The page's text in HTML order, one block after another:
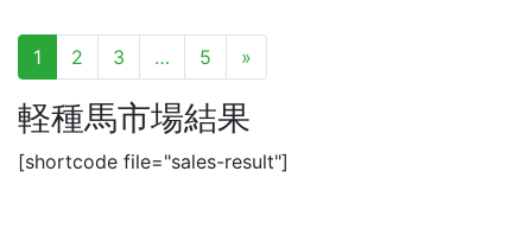
投
ビ
ゲ
ー
シ
1 2 3 … 5 »
軽種馬市場結果
[shortcode file="sales-result"]